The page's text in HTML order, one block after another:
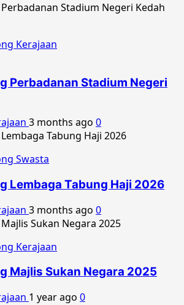
Kerajaan
Perbadanan Stadium Negeri
3 months ago 0
Swasta
Lembaga Tabung Haji 2026
3 months ago 0
Kerajaan
Majlis Sukan Negara 2025
1 year ago 0